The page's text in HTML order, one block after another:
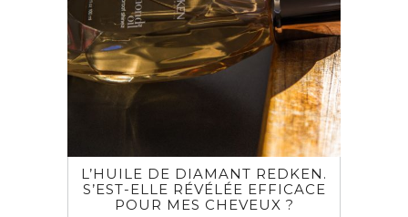
L’HUILE DE DIAMANT REDKEN.
S’EST-ELLE RÉVÉLÉE EFFICACE
POUR MES CHEVEUX ?